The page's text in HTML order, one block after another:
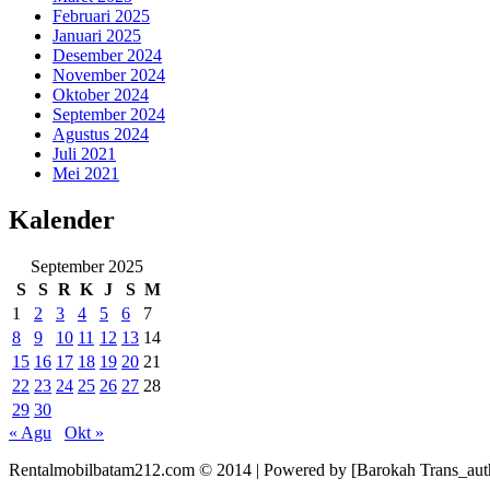
Februari 2025
Januari 2025
Desember 2024
November 2024
Oktober 2024
September 2024
Agustus 2024
Juli 2021
Mei 2021
Kalender
September 2025
S
S R K J S M
1
2 3 4 5 6
7
8
9 10 11 12 13 14
15 16 17 18 19 20 21
22 23 24 25 26 27 28
29 30
« Agu
Okt »
Rentalmobilbatam212.com © 2014 | Powered by [Barokah